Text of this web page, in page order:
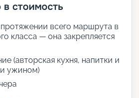
стоимость
всего маршрута в
класса — она закрепляется
(авторская кухня, напитки и
ужином)